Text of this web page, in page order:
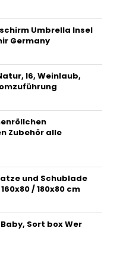
Umbrella Insel
Germany
I6, Weinlaub,
Zubehör alle
und Schublade
/ 180x80 cm
Sort box Wer